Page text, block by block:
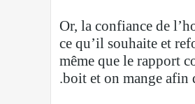
Or, la confiance de
ce qu’il souhaite et
même que le rapport
boit et on mange afin